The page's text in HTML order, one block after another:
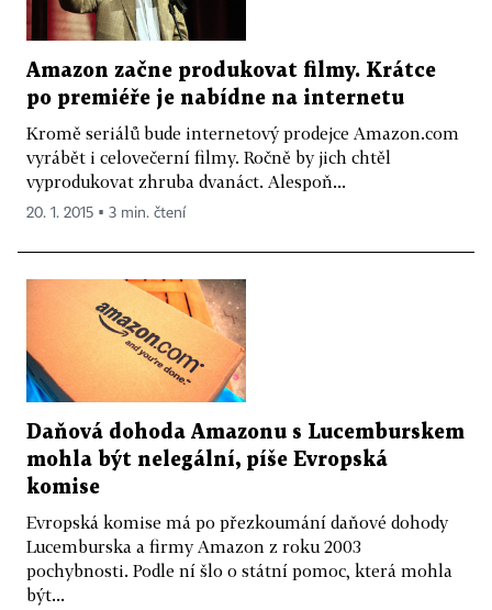
Amazon začne produkovat filmy. Krátce
po premiéře je nabídne na internetu
Kromě seriálů bude internetový prodejce Amazon.com
vyrábět i celovečerní filmy. Ročně by jich chtěl
vyprodukovat zhruba dvanáct. Alespoň...
20. 1. 2015 ▪ 3 min. čtení
Daňová dohoda Amazonu s Lucemburskem
mohla být nelegální, píše Evropská
komise
Evropská komise má po přezkoumání daňové dohody
Lucemburska a firmy Amazon z roku 2003
pochybnosti. Podle ní šlo o státní pomoc, která mohla
být...